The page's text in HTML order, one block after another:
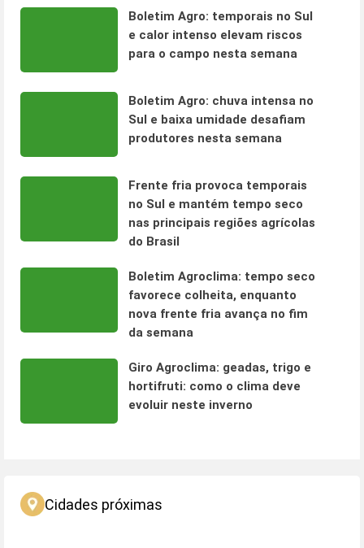
Boletim Agro: temporais no Sul
e calor intenso elevam riscos
para o campo nesta semana
Boletim Agro: chuva intensa no
Sul e baixa umidade desafiam
produtores nesta semana
Frente fria provoca temporais
no Sul e mantém tempo seco
nas principais regiões agrícolas
do Brasil
Boletim Agroclima: tempo seco
favorece colheita, enquanto
nova frente fria avança no fim
da semana
Giro Agroclima: geadas, trigo e
hortifruti: como o clima deve
evoluir neste inverno
Cidades próximas